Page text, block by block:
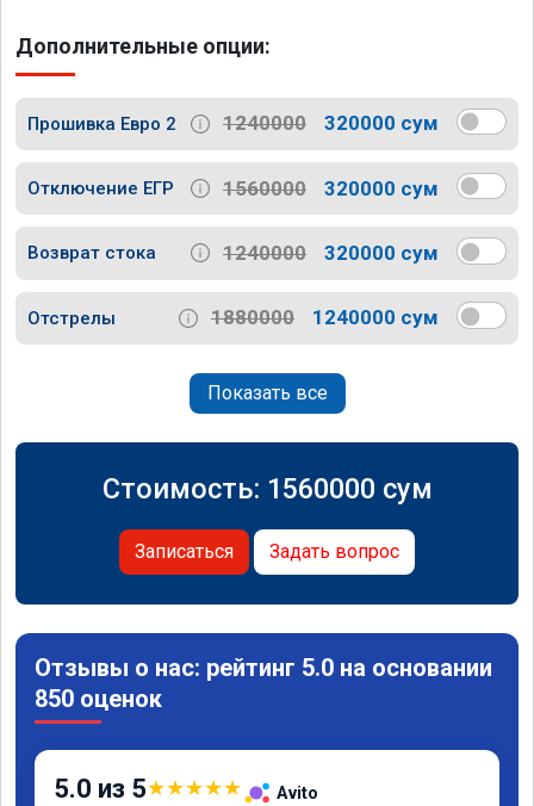
Дополнительные опции:
Прошивка Евро 2 1240000 320000 сум
Отключение ЕГР 1560000 320000 сум
Возврат стока 1240000 320000 сум
Отстрелы 1880000 1240000 сум
Показать все
Стоимость: 1560000 сум
Записаться Задать вопрос
Отзывы о нас: рейтинг 5.0 на основании
850 оценок
5.0 из 5★★★★★ Avito